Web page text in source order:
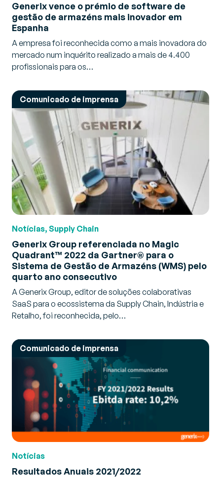
Supply Chain
Transporte
Generix vence o prémio de software de
gestão de armazéns mais inovador em
Espanha
A empresa foi reconhecida como a mais inovadora do
mercado num inquérito realizado a mais de 4.400
profissionais para os…
Comunicado de imprensa
Notícias, Supply Chain
Generix Group referenciada no Magic
Quadrant™ 2022 da Gartner® para o
Sistema de Gestão de Armazéns (WMS) pelo
quarto ano consecutivo
A Generix Group, editor de soluções colaborativas
SaaS para o ecossistema da Supply Chain, Indústria e
Retalho, foi reconhecida, pelo…
Comunicado de imprensa
Notícias
Resultados Anuais 2021/2022